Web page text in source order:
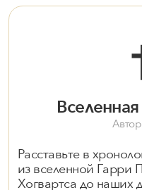
Расставьте в
из вселенной Гарри
Хогвартса до наших